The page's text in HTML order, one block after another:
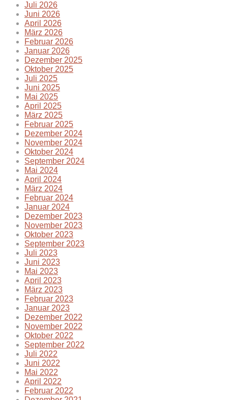
Juli 2026
Juni 2026
April 2026
März 2026
Februar 2026
Januar 2026
Dezember 2025
Oktober 2025
Juli 2025
Juni 2025
Mai 2025
April 2025
März 2025
Februar 2025
Dezember 2024
November 2024
Oktober 2024
September 2024
Mai 2024
April 2024
März 2024
Februar 2024
Januar 2024
Dezember 2023
November 2023
Oktober 2023
September 2023
Juli 2023
Juni 2023
Mai 2023
April 2023
März 2023
Februar 2023
Januar 2023
Dezember 2022
November 2022
Oktober 2022
September 2022
Juli 2022
Juni 2022
Mai 2022
April 2022
Februar 2022